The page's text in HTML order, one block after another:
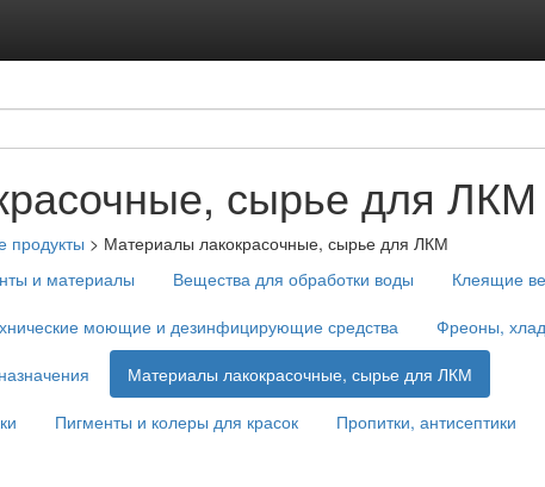
сырье для ЛКМ
продукты > Материалы лакокрасочные, сырье для ЛКМ
и материалы Вещества для обработки воды
Клеящие
моющие и дезинфицирующие средства
Фреоны,
Материалы лакокрасочные, сырье для ЛКМ
Пигменты и колеры для красок Пропитки, антисептики